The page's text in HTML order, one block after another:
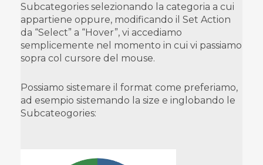
Subcategories selezionando la categoria a cui
appartiene oppure, modificando il Set Action
da “Select” a “Hover”, vi accediamo
semplicemente nel momento in cui vi passiamo
sopra col cursore del mouse.
Possiamo sistemare il format come preferiamo,
ad esempio sistemando la size e inglobando le
Subcateogories: